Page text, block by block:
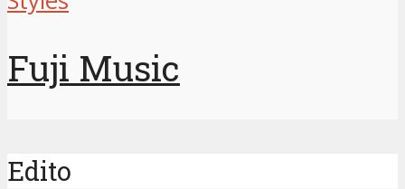
Fuji Music
Edito